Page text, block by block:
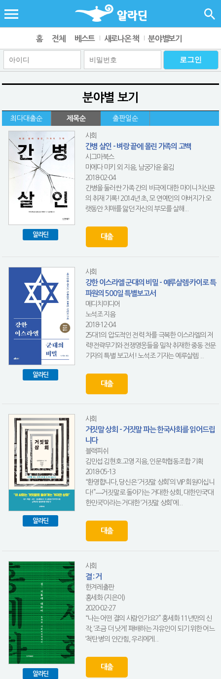
홈 전체 베스트 새로나온 책 분야별보기
분야별 보기
최다대출순 제목순 출판일순
알라딘
사회
간병 살인 - 벼랑 끝에 몰린 가족의 고백
시그마북스
마에다 미키 외 지음, 남궁가윤 옮김
2018-02-04
간병을 둘러싼 가족 간의 비극에 대한 마이니치신문
의 취재 기록! 2014년 초, 모 연예인의 아버지가 오
랫동안 치매를 앓던 자신의 부모를 살해...
대출
알라딘
사회
강한 이스라엘 군대의 비밀 - 예루살렘·카이로 특
파원의 500일 특별보고서
메디치미디어
노석조 지음
2018-12-04
25대1의 압도적인 전력 차를 극복한 이스라엘의 저
력!전략무기와 전쟁영웅들을 밀착 취재한 중동 전문
기자의 특별 보고서! 노석조 기자는 예루살렘 ...
대출
알라딘
사회
거짓말 상회 - 거짓말 파는 한국사회를 읽어드립
니다
블랙피쉬
김민섭.김현호.고영 지음, 인문학협동조합 기획
2018-05-13
“환영합니다, 당신은 ‘거짓말 상회’의 VIP 회원이십니
다!”―거짓말로 돌아가는 거대한 상회, 대한민국‘대
한민국’이라는 거대한 ‘거짓말 상회’에...
대출
알라딘
사회
결 : 거
한겨레출판
홍세화 (지은이)
2020-02-27
“나는 어떤 결의 사람인가요?” 홍세화 11년만의 신
작, ‘조금 더 낫게’ 패배하는 자유인이 되기 위한 어느
‘척탄병’의 안간힘, 우리에게...
대출